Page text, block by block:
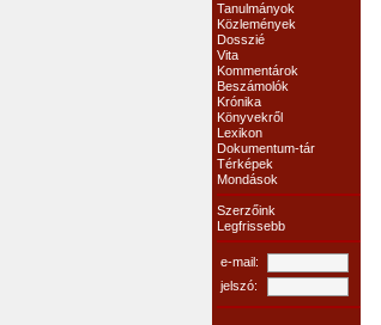
Tanulmányok
Közlemények
Dosszié
Vita
Kommentárok
Beszámolók
Krónika
Könyvekről
Lexikon
Dokumentum-tár
Térképek
Mondások
Szerzőink
Legfrissebb
e-mail:
jelszó: